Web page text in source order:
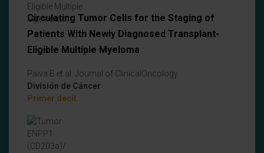
Circulating Tumor Cells for the Staging of
Patients With Newly Diagnosed Transplant-
Eligible Multiple Myeloma
Paiva B et al. Journal of ClinicalOncology.
División de Cáncer
Primer decil.